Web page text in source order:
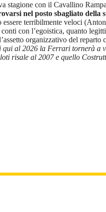
stagione con il Cavallino
nel posto sbagliato della
terribilmente veloci
con l’egoistica, quanto
organizzativo del reparto
qui al 2026 la Ferrari tornerà a
risale al 2007 e quello